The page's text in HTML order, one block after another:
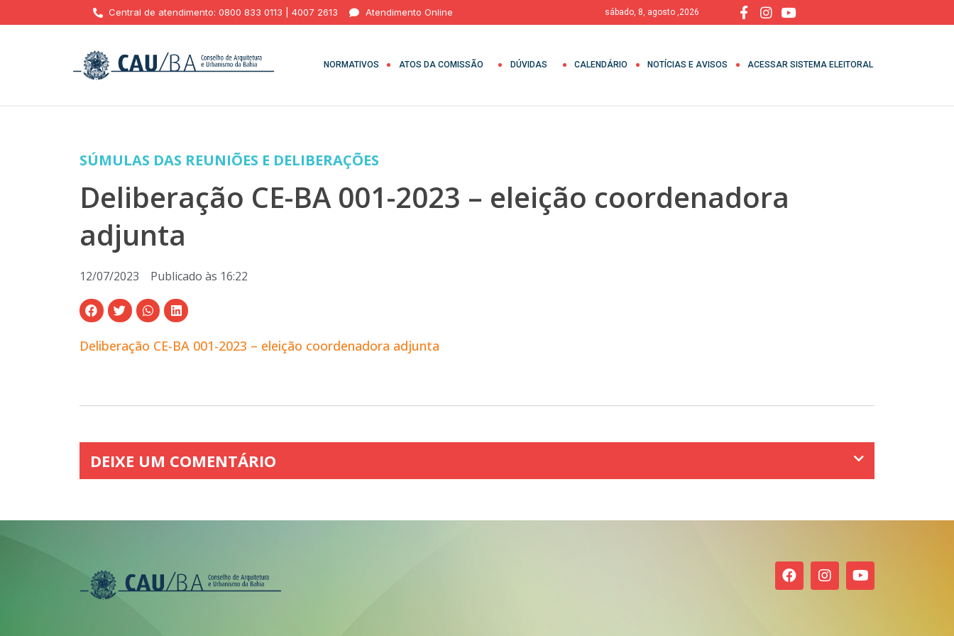
Central de atendimento: 0800 833 0113 | 4007 2613 Atendimento Online sábado, 8, agosto ,2026
NORMATIVOS ATOS DA COMISSÃO DÚVIDAS CALENDÁRIO NOTÍCIAS E AVISOS ACESSAR SISTEMA ELEITORAL
SÚMULAS DAS REUNIÕES E DELIBERAÇÕES
Deliberação CE-BA 001-2023 – eleição coordenadora
adjunta
12/07/2023 Publicado às 16:22
Deliberação CE-BA 001-2023 – eleição coordenadora adjunta
DEIXE UM COMENTÁRIO